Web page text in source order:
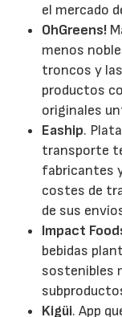
el mercado
OhGreens!
menos
troncos y
productos
originales
Eaship.
transporte
fabricantes
costes de
de sus
Impact
bebidas
sostenibles
Kigüi. App